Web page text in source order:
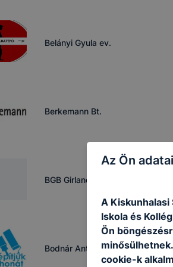
Belányi Gyula ev.
Berkemann Bt.
BGB Girland 2011 Kft.
Bodnár Antal ev.
Az Ön
A Kiskunhalasi
Iskola és
Ön
cookie-k